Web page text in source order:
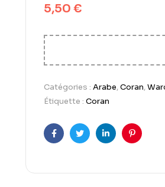
5,50 €
Catégories : Arabe,Coran,
Étiquette : Coran
FacebookTwitterLinkedInPinterest